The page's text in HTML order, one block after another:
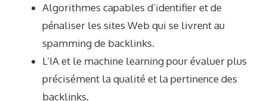
Algorithmes capables d’identifier et de
pénaliser les sites Web qui se livrent au
spamming de backlinks.
L’IA et le machine learning pour évaluer plus
précisément la qualité et la pertinence des
backlinks.